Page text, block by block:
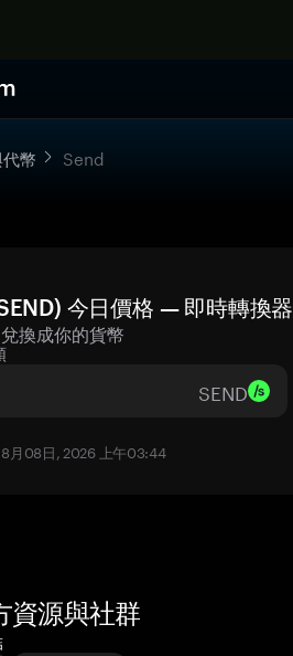
幣 Send
今日價格 — 即時轉換器
換成你的貨幣
SEND
月08日, 2026 上午03:44
資源與社群